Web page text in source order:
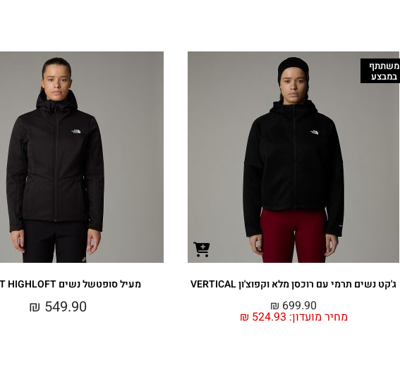
משתתף
במבצע
ג'קט נשים תרמי עם רוכסן מלא וקפוצ'ון VERTICAL
מחיר מועדון: ₪ 524.93
₪ 699.90
מעיל סופטשל נשים QUEST HIGHLOFT
₪ 549.90